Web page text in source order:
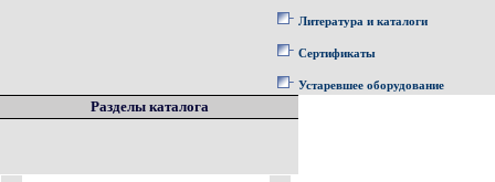
Литература и каталоги
Сертификаты
Устаревшее оборудование
Разделы каталога